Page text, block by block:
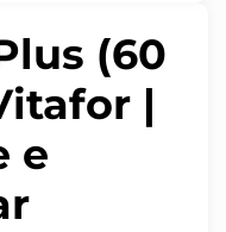
(60
|
e